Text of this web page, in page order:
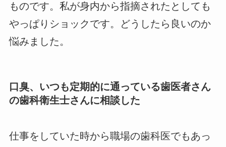
ものです。私が身内から指摘されたとしても
やっぱりショックです。どうしたら良いのか
悩みました。
口臭、いつも定期的に通っている歯医者さん
の歯科衛生士さんに相談した
仕事をしていた時から職場の歯科医でもあっ